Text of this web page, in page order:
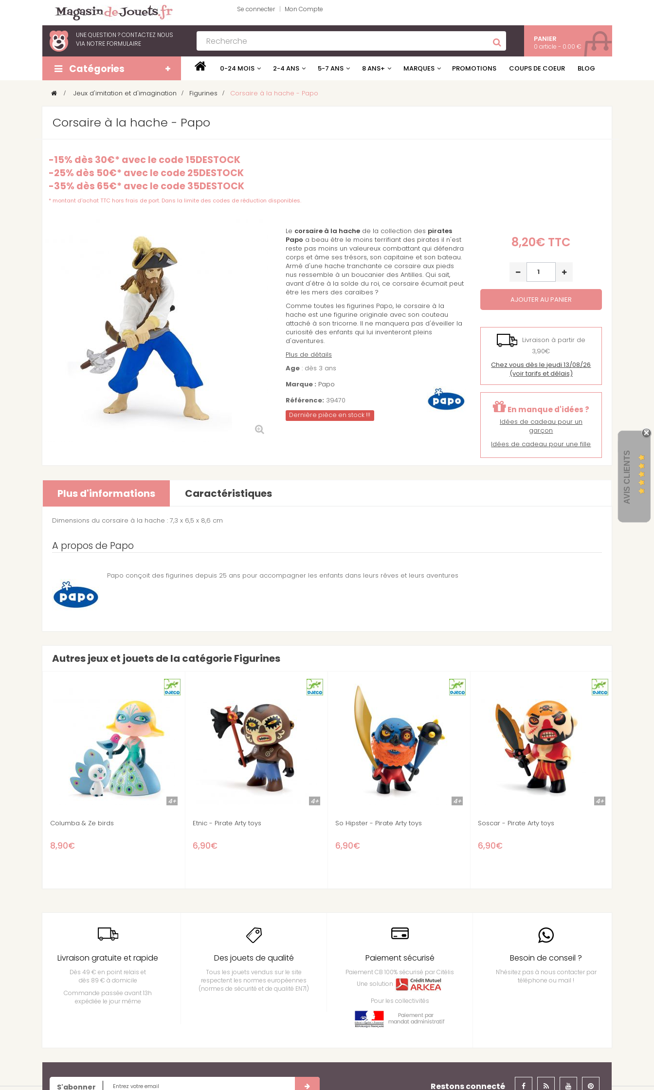
Se connecter Mon Compte
UNE QUESTION ?CONTACTEZ NOUS
VIA NOTRE FORMULAIRE
PANIER
0 article - 0.00 €
Catégories 0-24 MOIS 2-4 ANS 5-7 ANS 8 ANS+ MARQUES PROMOTIONS COUPS DE COEUR BLOG
> Jeux d'imitation et d'imagination > Figurines > Corsaire à la hache - Papo
Corsaire à la hache - Papo
-15% dès 30€* avec le code 15DESTOCK
-25% dès 50€* avec le code 25DESTOCK
-35% dès 65€* avec le code 35DESTOCK
* montant d'achat TTC hors frais de port. Dans la limite des codes de réduction disponibles.
Le corsaire à la hache de la collection des pirates
Papo a beau être le moins terrifiant des pirates il n'est
reste pas moins un valeureux combattant qui défendra
corps et âme ses trésors, son capitaine et son bateau.
Armé d'une hache tranchante ce corsaire aux pieds
nus ressemble à un boucanier des Antilles. Qui sait,
avant d'être à la solde du roi, ce corsaire écumait peut
être les mers des caraïbes ?
Comme toutes les figurines Papo, le corsaire à la
hache est une figurine originale avec son couteau
attaché à son tricorne. Il ne manquera pas d'éveiller la
curiosité des enfants qui lui inventeront pleins
d'aventures.
Plus de détails
Age : dès 3 ans
Marque : Papo
Référence: 39470
Dernière pièce en stock !!!
8,20€TTC
AJOUTER AU PANIER
Livraison à partir de
3,90€
Chez vous dès le jeudi 13/08/26
(voir tarifs et délais)
En manque d'idées ?
Idées de cadeau pour un
garçon
Idées de cadeau pour une fille
Plus d'informations Caractéristiques
Dimensions du corsaire à la hache : 7,3 x 6,5 x 8,6 cm
A propos de Papo
Papo conçoit des figurines depuis 25 ans pour accompagner les enfants dans leurs rêves et leurs aventures
Autres jeux et jouets de la catégorie Figurines
Pirate Arty toys Soscar - Pirate Arty toys Rick & Boumcrak - Arty toys pirate Maison de Sunny et Mia - Tinyly Maison de Bluchka et Indie - Tinyly
Livraison gratuite et rapide
Dès 49 € en point relais et
dès 89 € à domicile
Commande passée avant 13h
expédiée le jour même
Des jouets de qualité
Tous les jouets vendus sur le site
respectent les normes européennes
(normes de sécurité et de qualité EN71)
Paiement sécurisé
Paiement CB 100% sécurisé par Citélis
Une solution
Pour les collectivités
Besoin de conseil ?
N'hésitez pas à nous contacter par
téléphone ou mail !
S'abonner Restons connecté
AVIS CLIENTS